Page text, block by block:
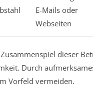
E-Mails oder
Webseiten
dieser
Durch
Vorfeld vermeiden.